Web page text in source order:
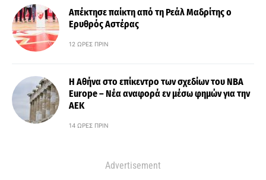
Απέκτησε παίκτη από τη Ρεάλ Μαδρίτης ο
Ερυθρός Αστέρας
12 ΏΡΕΣ ΠΡΙΝ
Η Αθήνα στο επίκεντρο των σχεδίων του NBA
Europe – Νέα αναφορά εν μέσω φημών για την
ΑΕΚ
14 ΏΡΕΣ ΠΡΙΝ
Advertisement